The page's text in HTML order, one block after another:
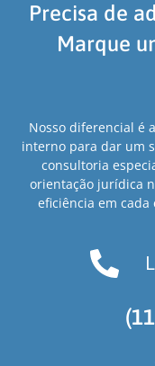
Precisa de
Marque
Nosso diferencial é
interno para dar um
consultoria
orientação jurídica
eficiência em